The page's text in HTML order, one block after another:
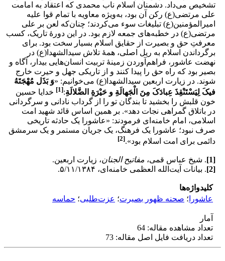
تشخیص می‌داد. دشمنان اسلام ناب محمدی که اعتقاد به امامت
علی مرتضی(ع) رکن آن بود، به‌ویژه معاویه با تمام قوا علیه
امیرالمؤمنین(ع) تبلیغات سوء می‌کردند؛ چنان‌که لعن بر علی
مرتضی(ع) در خطبه‌های جمعه لازم بود. در این دورۀ تاریک، کسب
معرفتِ حق و بصیرت از حقایق اسلام بسیار سخت بود. برای
برگرداندن اسلام به ریل اصلی، همۀ تلاش سیدالشهدا(ع) در
نهضت عاشور، فراهم‌آوردن زمینۀ تربیت انسان‌هایی بیدار، آگاه و
بصیر بود که راه حق را پیدا کنند و از تاریکی جهل و حیرت خارج
شوند. در زیارت اربعین سید‌الشهدا(ع) می‌خوانیم: «وَ بَذَل مُهْجَتَهُ
فیکَ لِیَسْتَنْقِذَ عِبادَکَ مِنَ الْجَهالَةِ و حَیْرَةِ الضَّلالَةِ:
[1]
خدایا حسین
خون قلبش را بخشید تا بندگان تو را از گرداب نادانی و سرگردانی
در باتلاق گمراهی نجات دهد». بر همین اساس قائد شهید امت
اسلامی، امام خامنه‌ای فرمودند: «عاشورا یک حادثه تاریخی
صرف نبود؛ عاشورا یک فرهنگ، یک جریان مستمر و یک سرمشق
دائمی برای امت اسلام بود».[2]
[1] . شیخ عباس قمی، مفاتیح الجنان، زیارت اربعین.
[2]
. بیانات آیت‌الله العظمی خامنه‌ای، ۵/۱۱/۱۳۸۴.
کلیدواژه‌ها
عاشورا ؛ صحنه ظهور بصیرت؛ عزت‌طلبی؛ حماسه
آمار
تعداد مشاهده مقاله: 64
تعداد دریافت فایل اصل مقاله: 73